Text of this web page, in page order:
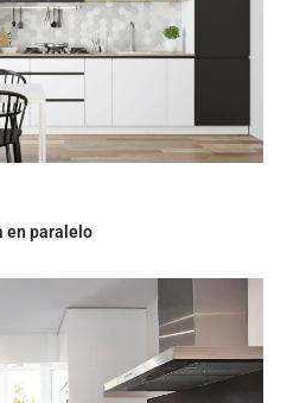
en paralelo